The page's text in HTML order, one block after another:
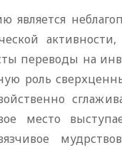
переводы на
роль
место